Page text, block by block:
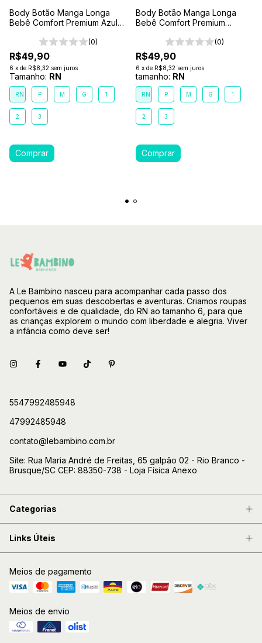
Body Botão Manga Longa
Bebê Comfort Premium Azul
(0)
R$49,90
6 x de R$8,32 sem juros
Tamanho: RN
RN P M G 1
2 3
Body Botão Manga Longa
Bebê Comfort Premium
(0)
R$49,90
6 x de R$8,32 sem juros
tamanho: RN
RN P M G 1
2 3
A Le Bambino nasceu para acompanhar cada passo dos
pequenos em suas descobertas e aventuras. Criamos roupas
confortáveis e de qualidade, do RN ao tamanho 6, para que
as crianças explorem o mundo com liberdade e alegria. Viver
a infância como deve ser!
5547992485948
47992485948
contato@lebambino.com.br
Site: Rua Maria André de Freitas, 65 galpão 02 - Rio Branco -
Brusque/SC CEP: 88350-738 - Loja Física Anexo
Categorias
Links Úteis
Meios de pagamento
Meios de envio